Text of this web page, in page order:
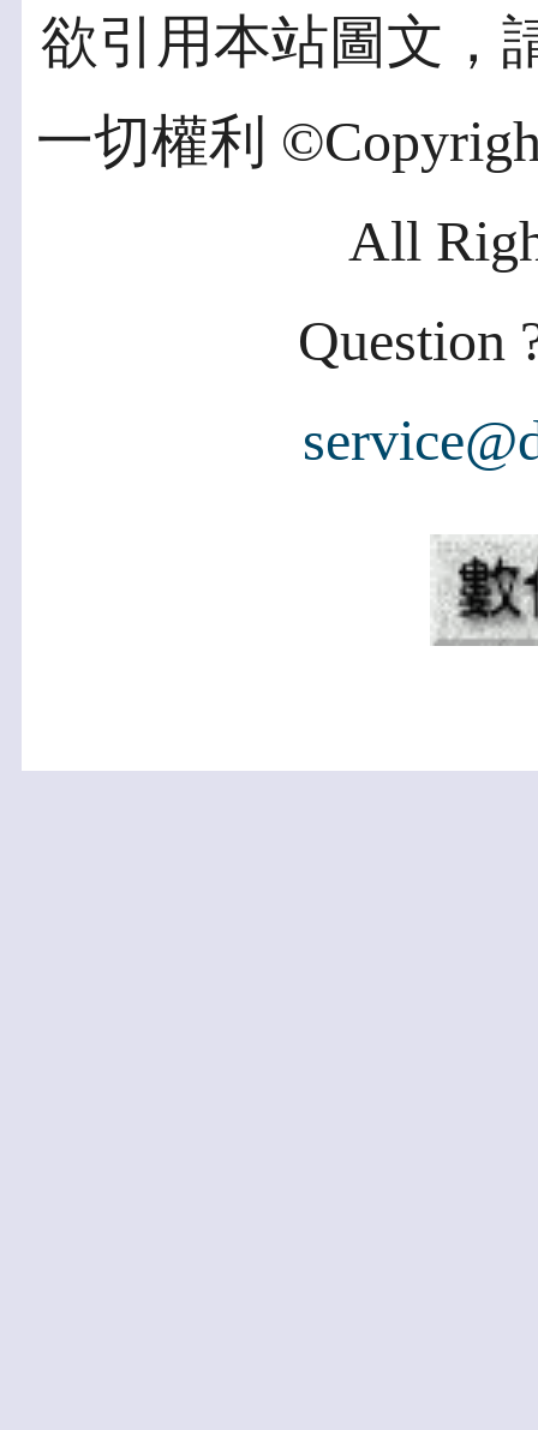
欲引用本站圖文，
一切權利
All
Question